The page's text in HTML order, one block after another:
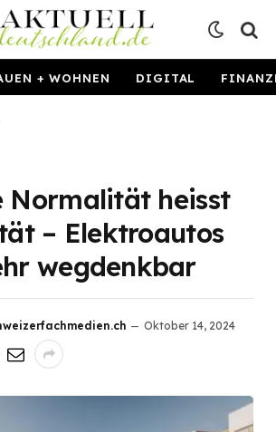
+ WOHNEN DIGITAL
Normalität heisst
– Elektroautos
wegdenkbar
Oktober 14, 2024